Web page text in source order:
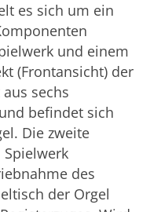
es sich um ein
und einem
(Frontansicht) der
sechs
befindet sich
Die zweite
des
der Orgel